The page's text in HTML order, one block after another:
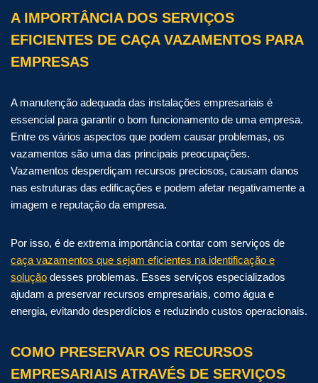
A IMPORTÂNCIA DOS SERVIÇOS
EFICIENTES DE CAÇA VAZAMENTOS PARA
EMPRESAS
A manutenção adequada das instalações empresariais é
essencial para garantir o bom funcionamento de uma empresa.
Entre os vários aspectos que podem causar problemas, os
vazamentos são uma das principais preocupações.
Vazamentos desperdiçam recursos preciosos, causam danos
nas estruturas das edificações e podem afetar negativamente a
imagem e reputação da empresa.
Por isso, é de extrema importância contar com serviços de
caça vazamentos que sejam eficientes na identificação e
solução desses problemas. Esses serviços especializados
ajudam a preservar recursos empresariais, como água e
energia, evitando desperdícios e reduzindo custos operacionais.
COMO PRESERVAR OS RECURSOS
EMPRESARIAIS ATRAVÉS DE SERVIÇOS